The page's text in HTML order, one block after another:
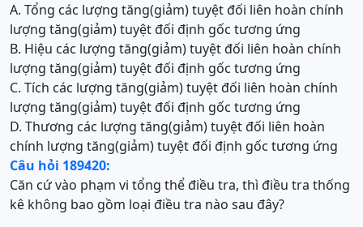
A. Tổng các lượng tăng(giảm) tuyệt đối liên hoàn chính
lượng tăng(giảm) tuyệt đối định gốc tương ứng
B. Hiệu các lượng tăng(giảm) tuyệt đối liên hoàn chính
lượng tăng(giảm) tuyệt đối định gốc tương ứng
C. Tích các lượng tăng(giảm) tuyệt đối liên hoàn chính
lượng tăng(giảm) tuyệt đối định gốc tương ứng
D. Thương các lượng tăng(giảm) tuyệt đối liên hoàn
chính lượng tăng(giảm) tuyệt đối định gốc tương ứng
Câu hỏi 189420:
Căn cứ vào phạm vi tổng thể điều tra, thì điều tra thống
kê không bao gồm loại điều tra nào sau đây?